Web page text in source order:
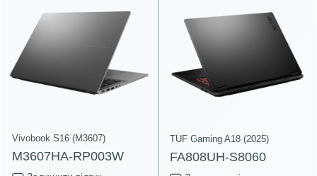
Vivobook S16 (M3607)
M3607HA-RP003W
TUF Gaming A18 (2025)
FA808UH-S8060